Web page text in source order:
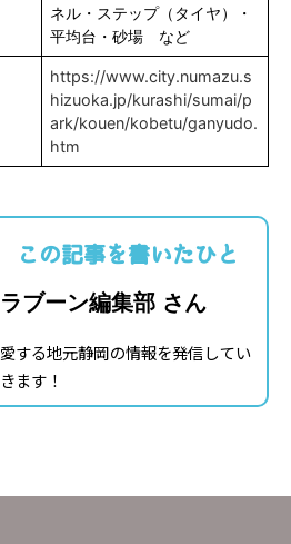
ネル・ステップ（タイヤ）・
平均台・砂場 など
https://www.city.numazu.s
hizuoka.jp/kurashi/sumai/p
ark/kouen/kobetu/ganyudo.
htm
この記事を書いたひと
ラブーン編集部 さん
愛する地元静岡の情報を発信してい
きます！